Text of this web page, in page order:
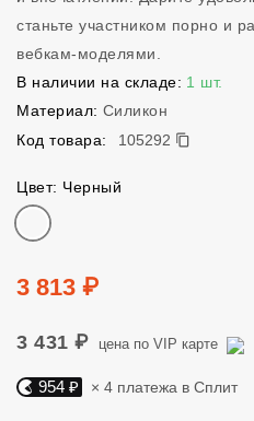
станьте участником порно и
вебкам-моделями.
В наличии на складе: 1 шт.
Материал: Силикон
Код товара:
105292
105292
Цвет: Черный
Цвет
Цена
3 813 ₽
3 431 ₽ цена по VIP карте
Яндекс Сплит. 954 руб, 4
954 ₽ × 4 платежа в Сплит